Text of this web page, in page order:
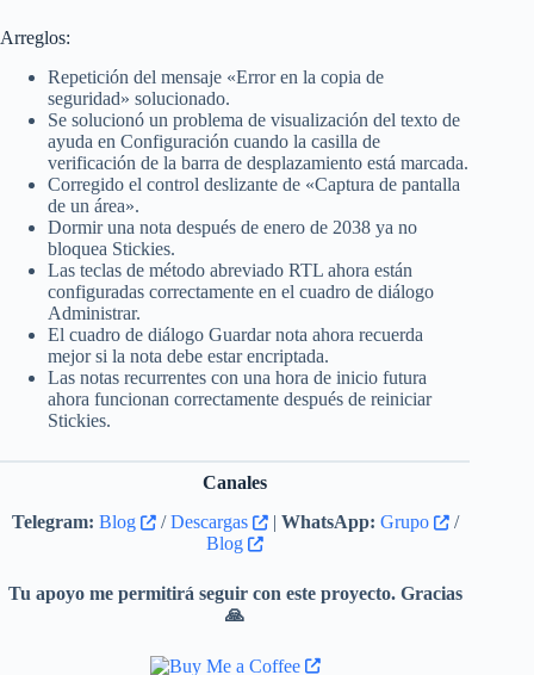
Arreglos:
Repetición del mensaje «Error en la copia de
seguridad» solucionado.
Se solucionó un problema de visualización del texto de
ayuda en Configuración cuando la casilla de
verificación de la barra de desplazamiento está marcada.
Corregido el control deslizante de «Captura de pantalla
de un área».
Dormir una nota después de enero de 2038 ya no
bloquea Stickies.
Las teclas de método abreviado RTL ahora están
configuradas correctamente en el cuadro de diálogo
Administrar.
El cuadro de diálogo Guardar nota ahora recuerda
mejor si la nota debe estar encriptada.
Las notas recurrentes con una hora de inicio futura
ahora funcionan correctamente después de reiniciar
Stickies.
Canales
Telegram: Blog /Descargas | WhatsApp: Grupo
/
Blog
Tu apoyo me permitirá seguir con este proyecto. Gracias
🙏